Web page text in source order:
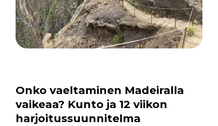
Onko vaeltaminen Madeiralla
vaikeaa? Kunto ja 12 viikon
harjoitussuunnitelma